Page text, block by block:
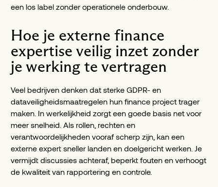
een los label zonder operationele onderbouw.
Hoe je externe finance
expertise veilig inzet zonder
je werking te vertragen
Veel bedrijven denken dat sterke GDPR- en
dataveiligheidsmaatregelen hun finance project trager
maken. In werkelijkheid zorgt een goede basis net voor
meer snelheid. Als rollen, rechten en
verantwoordelijkheden vooraf scherp zijn, kan een
externe expert sneller landen en doelgericht werken. Je
vermijdt discussies achteraf, beperkt fouten en verhoogt
de kwaliteit van rapportering en controle.